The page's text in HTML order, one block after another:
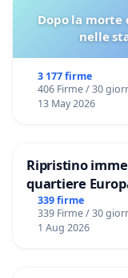
Dopo la morte
nelle
3 177 firme
406 Firme / 30
13 May 2026
Ripristino
quartiere
339 firme
339 Firme / 30
1 Aug 2026